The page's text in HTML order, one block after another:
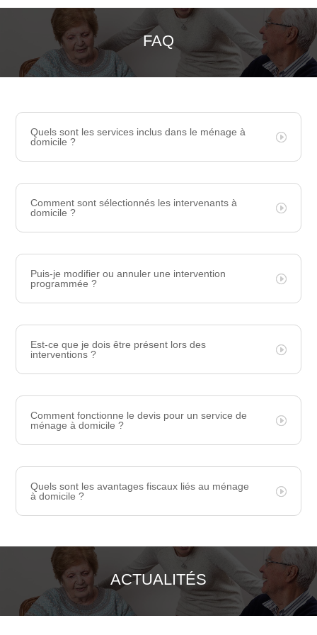
FAQ
Quels sont les services inclus dans le ménage à
domicile ?
Comment sont sélectionnés les intervenants à
domicile ?
Puis-je modifier ou annuler une intervention
programmée ?
Est-ce que je dois être présent lors des
interventions ?
Comment fonctionne le devis pour un service de
ménage à domicile ?
Quels sont les avantages fiscaux liés au ménage
à domicile ?
ACTUALITÉS